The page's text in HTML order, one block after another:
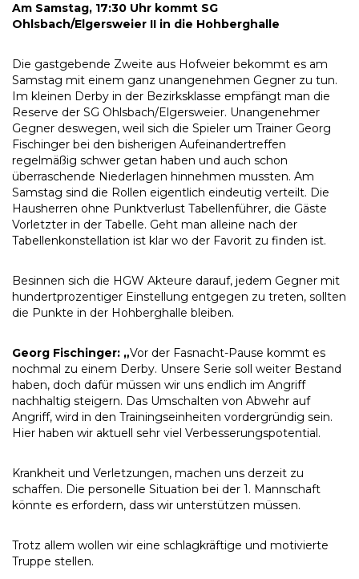
Am Samstag, 17:30 Uhr kommt SG
Ohlsbach/Elgersweier II in die Hohberghalle
Die gastgebende Zweite aus Hofweier bekommt es am
Samstag mit einem ganz unangenehmen Gegner zu tun.
Im kleinen Derby in der Bezirksklasse empfängt man die
Reserve der SG Ohlsbach/Elgersweier. Unangenehmer
Gegner deswegen, weil sich die Spieler um Trainer Georg
Fischinger bei den bisherigen Aufeinandertreffen
regelmäßig schwer getan haben und auch schon
überraschende Niederlagen hinnehmen mussten. Am
Samstag sind die Rollen eigentlich eindeutig verteilt. Die
Hausherren ohne Punktverlust Tabellenführer, die Gäste
Vorletzter in der Tabelle. Geht man alleine nach der
Tabellenkonstellation ist klar wo der Favorit zu finden ist.
Besinnen sich die HGW Akteure darauf, jedem Gegner mit
hundertprozentiger Einstellung entgegen zu treten, sollten
die Punkte in der Hohberghalle bleiben.
Georg Fischinger: „Vor der Fasnacht-Pause kommt es
nochmal zu einem Derby. Unsere Serie soll weiter Bestand
haben, doch dafür müssen wir uns endlich im Angriff
nachhaltig steigern. Das Umschalten von Abwehr auf
Angriff, wird in den Trainingseinheiten vordergründig sein.
Hier haben wir aktuell sehr viel Verbesserungspotential.
Krankheit und Verletzungen, machen uns derzeit zu
schaffen. Die personelle Situation bei der 1. Mannschaft
könnte es erfordern, dass wir unterstützen müssen.
Trotz allem wollen wir eine schlagkräftige und motivierte
Truppe stellen.